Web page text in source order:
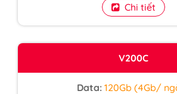
Chi tiết
V200C
Data: 120Gb (4Gb/